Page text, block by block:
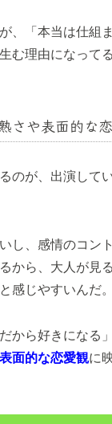
、「本当は仕組
む理由になってる
さや表面的な
のが、出演して
し、感情のコン
から、大人が見
感じやすいんだ。
から好きになる
表面的な恋愛観に